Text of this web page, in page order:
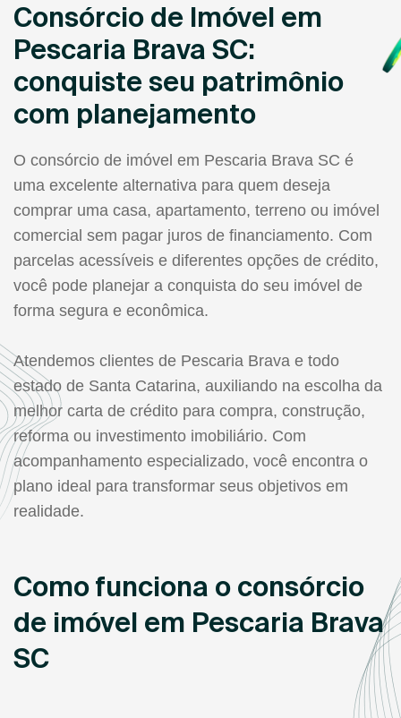
Consórcio de Imóvel em
Pescaria Brava SC:
conquiste seu patrimônio
com planejamento
O consórcio de imóvel em Pescaria Brava SC é
uma excelente alternativa para quem deseja
comprar uma casa, apartamento, terreno ou imóvel
comercial sem pagar juros de financiamento. Com
parcelas acessíveis e diferentes opções de crédito,
você pode planejar a conquista do seu imóvel de
forma segura e econômica.
Atendemos clientes de Pescaria Brava e todo
estado de Santa Catarina, auxiliando na escolha da
melhor carta de crédito para compra, construção,
reforma ou investimento imobiliário. Com
acompanhamento especializado, você encontra o
plano ideal para transformar seus objetivos em
realidade.
Como funciona o consórcio
de imóvel em Pescaria Brava
SC